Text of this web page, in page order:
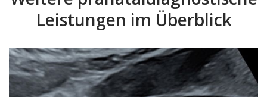
Leistungen im Überblick